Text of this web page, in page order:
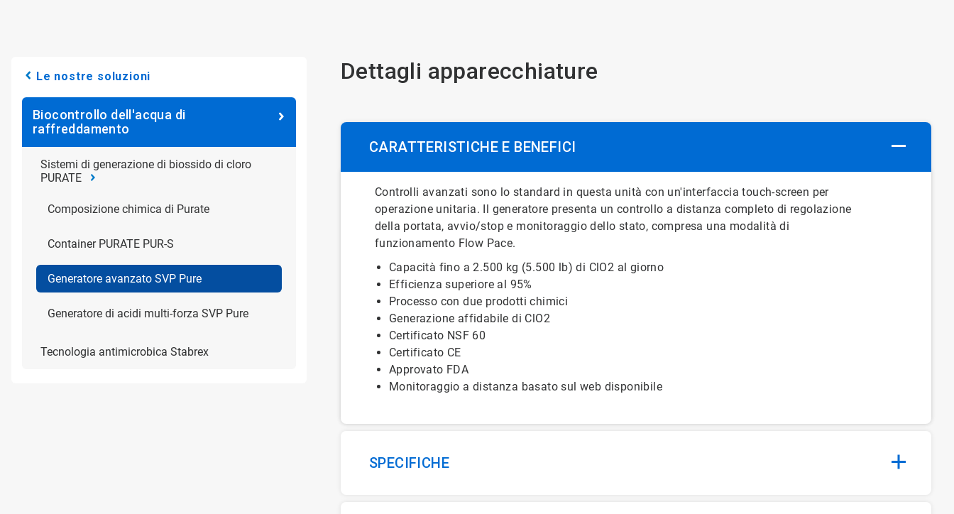
Le nostre soluzioni
Biocontrollo dell'acqua di
raffreddamento
Sistemi di generazione di biossido di cloro
PURATE
Composizione chimica di Purate
Container PURATE PUR-S
Generatore avanzato SVP Pure
Generatore di acidi multi-forza SVP Pure
Tecnologia antimicrobica Stabrex
Dettagli apparecchiature
CARATTERISTICHE E BENEFICI
Controlli avanzati sono lo standard in questa unità con un'interfaccia touch-screen per
operazione unitaria. Il generatore presenta un controllo a distanza completo di regolazione
della portata, avvio/stop e monitoraggio dello stato, compresa una modalità di
funzionamento Flow Pace.
Capacità fino a 2.500 kg (5.500 lb) di ClO2 al giorno
Efficienza superiore al 95%
Processo con due prodotti chimici
Generazione affidabile di ClO2
Certificato NSF 60
Certificato CE
Approvato FDA
Monitoraggio a distanza basato sul web disponibile
SPECIFICHE